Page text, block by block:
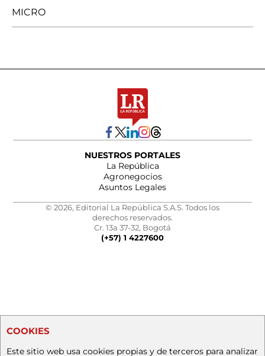
MICRO
NUESTROS PORTALES
La República
Agronegocios
Asuntos Legales
© 2026, Editorial La República S.A.S. Todos los
derechos reservados.
Cr. 13a 37-32, Bogotá
(+57) 1 4227600
COOKIES
Este sitio web usa cookies propias y de terceros para analizar